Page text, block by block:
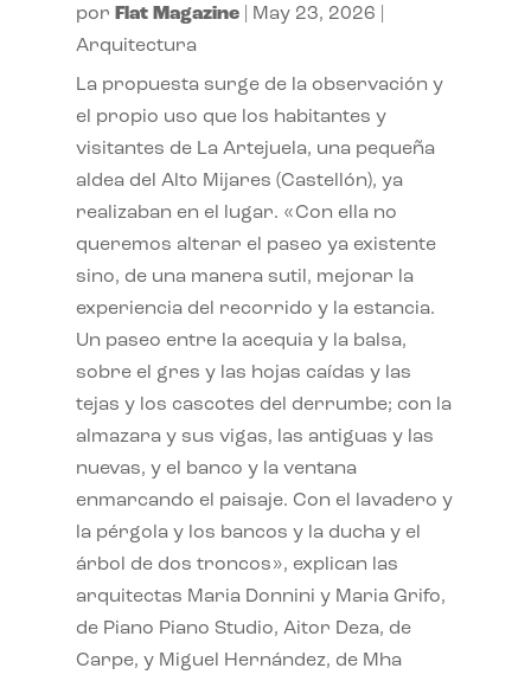
por Flat Magazine| May 23, 2026
Arquitectura
La propuesta surge de la observación y
el propio uso que los habitantes y
visitantes de La Artejuela, una pequeña
aldea del Alto Mijares (Castellón), ya
realizaban en el lugar. «Con ella no
queremos alterar el paseo ya existente
sino, de una manera sutil, mejorar la
experiencia del recorrido y la estancia.
Un paseo entre la acequia y la balsa,
sobre el gres y las hojas caídas y las
tejas y los cascotes del derrumbe; con la
almazara y sus vigas, las antiguas y las
nuevas, y el banco y la ventana
enmarcando el paisaje. Con el lavadero y
la pérgola y los bancos y la ducha y el
árbol de dos troncos», explican las
arquitectas Maria Donnini y Maria Grifo,
de Piano Piano Studio, Aitor Deza, de
Carpe, y Miguel Hernández, de Mha